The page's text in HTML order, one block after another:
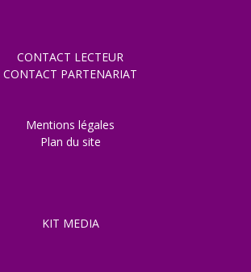
CONTACT LECTEUR
CONTACT PARTENARIAT
Mentions légales
Plan du site
KIT MEDIA